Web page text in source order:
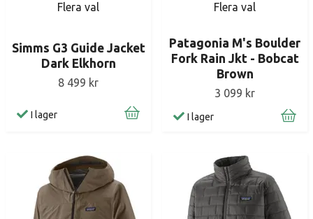
Flera val
Simms G3 Guide Jacket
Dark Elkhorn
8 499 kr
I lager
Flera val
Patagonia M's Boulder
Fork Rain Jkt - Bobcat
Brown
3 099 kr
I lager